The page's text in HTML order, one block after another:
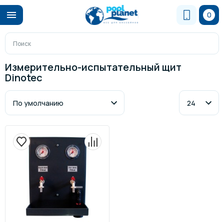
0
Измерительно-испытательный щит
Dinotec